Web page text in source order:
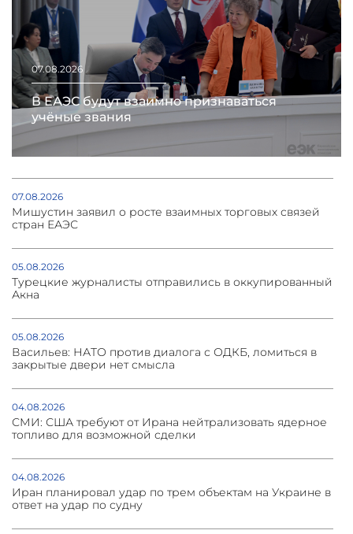
07.08.2026
В ЕАЭС будут взаимно признаваться
учёные звания
07.08.2026
Мишустин заявил о росте взаимных торговых связей
стран ЕАЭС
05.08.2026
Турецкие журналисты отправились в оккупированный
Акна
05.08.2026
Васильев: НАТО против диалога с ОДКБ, ломиться в
закрытые двери нет смысла
04.08.2026
СМИ: США требуют от Ирана нейтрализовать ядерное
топливо для возможной сделки
04.08.2026
Иран планировал удар по трем объектам на Украине в
ответ на удар по судну